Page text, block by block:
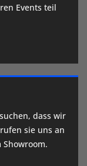
Events teil
dass wir
sie uns an